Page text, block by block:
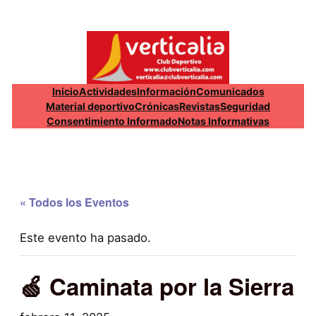
InicioActividadesInformaciónComunicados
Material deportivoCrónicasRevistasSeguridad
Consentimiento InformadoNotas Informativas
« Todos los Eventos
Este evento ha pasado.
🍏 Caminata por la Sierra